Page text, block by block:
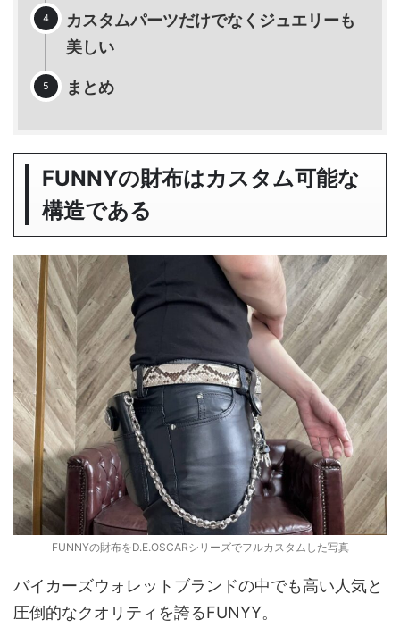
カスタムパーツだけでなくジュエリーも
美しい
まとめ
FUNNYの財布はカスタム可能な
構造である
FUNNYの財布をD.E.OSCARシリーズでフルカスタムした写真
バイカーズウォレットブランドの中でも高い人気と
圧倒的なクオリティを誇るFUNYY。